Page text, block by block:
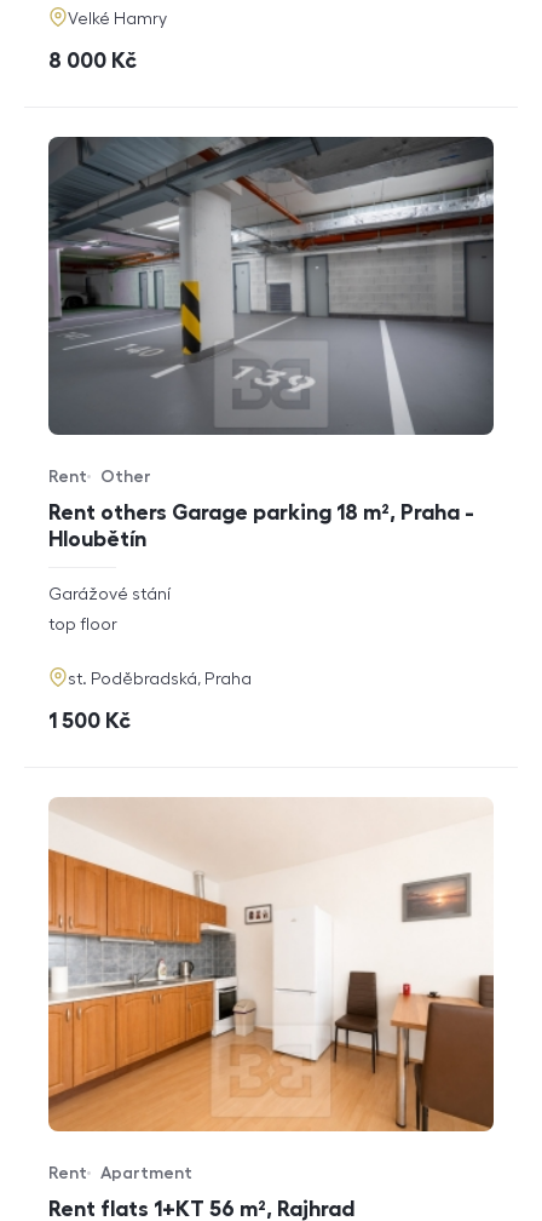
adresa
Velké Hamry
cena
8 000 Kč
Rent others Garage parking 18 m², Praha -
Hloubětín
Offer type
Rent
Property type
Other
rozměry
disposition
Garážové stání
funkce
top floor
adresa
st. Poděbradská, Praha
cena
1 500 Kč
Rent flats 1+KT 56 m², Rajhrad
Offer type
Rent
Property type
Apartment